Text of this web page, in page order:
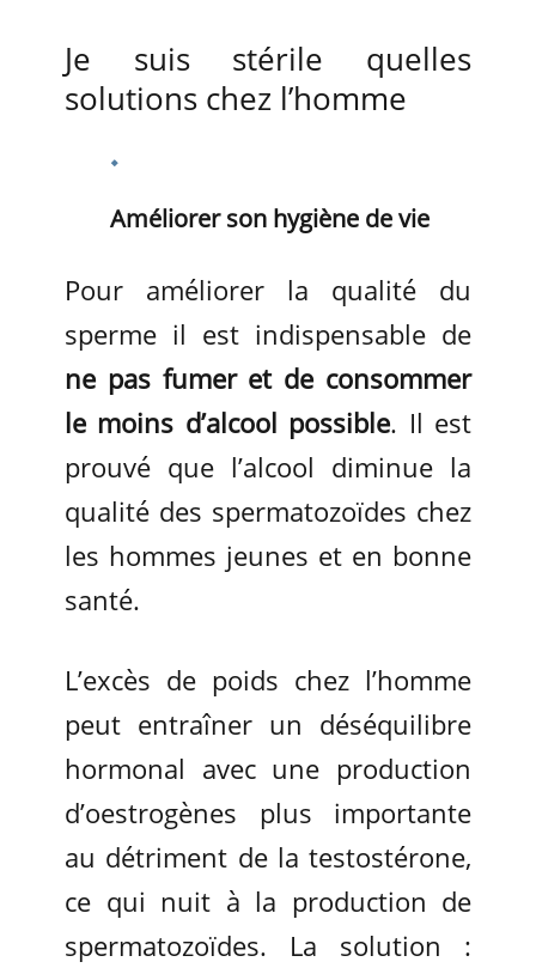
Je suis stérile quelles
solutions chez l’homme
Améliorer son hygiène de vie
Pour améliorer la qualité du
sperme il est indispensable de
ne pas fumer et de consommer
le moins d’alcool possible. Il est
prouvé que l’alcool diminue la
qualité des spermatozoïdes chez
les hommes jeunes et en bonne
santé.
L’excès de poids chez l’homme
peut entraîner un déséquilibre
hormonal avec une production
d’oestrogènes plus importante
au détriment de la testostérone,
ce qui nuit à la production de
spermatozoïdes. La solution :